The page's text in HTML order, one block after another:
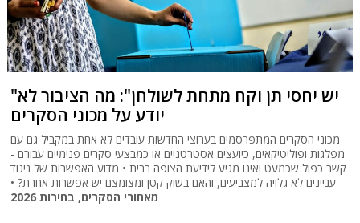
"יש יחסי תן וקח מתחת לשולחן": מה הציבור לא
יודע על מכוני הסקרים
מכוני הסקרים המתפרסמים בערוצי החדשות עובדים לא אחת במקביל גם עם
מפלגות ופוליטיקאים, כיועצים אסטרטגיים או כמבצעי סקרים פנימיים עבורם -
קשר כפול שכמעט ואינו מגיע לידיעת הצופה בבית • מדוע האפשרות של ניגוד
עניינים לא גלויה למצביעים, והאם בשוק קטן ומצומצם יש אפשרות אחרת? •